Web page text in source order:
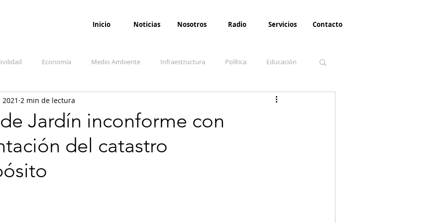
Inicio Noticias Nosotros Radio Servicios Contacto
Economía Medio Ambiente Infraestructura Política Educación
Salud Opinión Paz
y sociedad Denuncia Ciudadana Conflicto armado interno
Jardín inconforme con
del catastro
2 min de lectura